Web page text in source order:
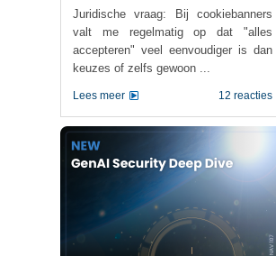
Juridische vraag: Bij cookiebanners
valt me regelmatig op dat "alles
accepteren" veel eenvoudiger is dan
keuzes of zelfs gewoon ...
12 reacties
Lees meer